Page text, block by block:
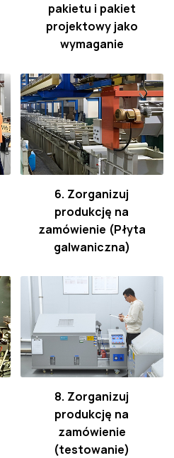
pakietu i pakiet
projektowy jako
wymaganie
6. Zorganizuj
produkcję na
zamówienie (Płyta
galwaniczna)
8. Zorganizuj
produkcję na
zamówienie
(testowanie)